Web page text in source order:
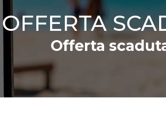
OFFERTA
Offerta